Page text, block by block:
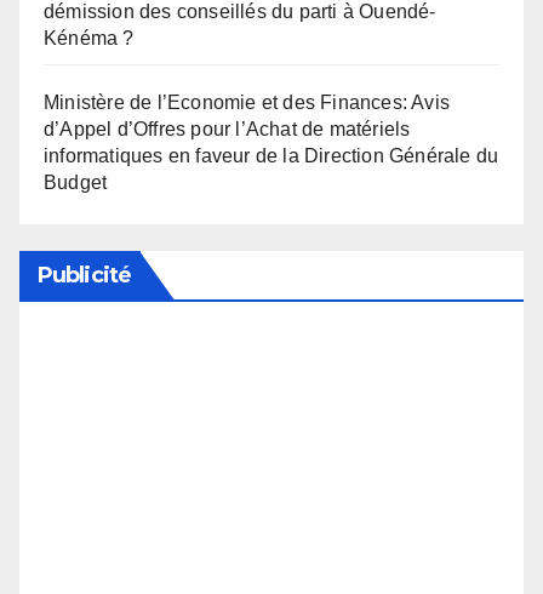
démission des conseillés du parti à Ouendé-
Kénéma ?
Ministère de l’Economie et des Finances: Avis
d’Appel d’Offres pour l’Achat de matériels
informatiques en faveur de la Direction Générale du
Budget
Publicité